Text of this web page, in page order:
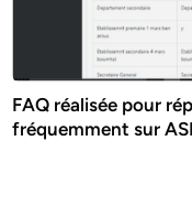
FAQ réalisée pour
fréquemment sur